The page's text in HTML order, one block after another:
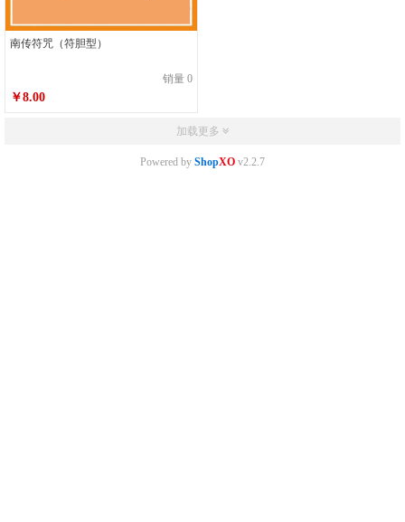
南传符咒（符胆型）
销量 0
￥8.00
加载更多
Powered by ShopXO v2.2.7